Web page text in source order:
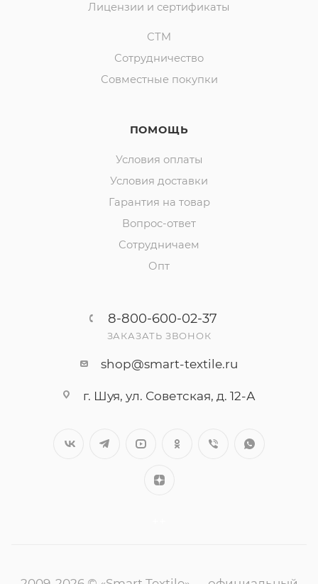
Лицензии и сертификаты
СТМ
Сотрудничество
Совместные покупки
ПОМОЩЬ
Условия оплаты
Условия доставки
Гарантия на товар
Вопрос-ответ
Сотрудничаем
Опт
8-800-600-02-37
ЗАКАЗАТЬ ЗВОНОК
shop@smart-textile.ru
г. Шуя, ул. Советская, д. 12-А